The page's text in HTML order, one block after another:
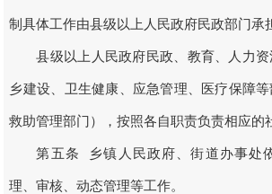
制具体工作由县级以上人民政府民政部门承
县级以上人民政府民政、教育、人力
乡建设、卫生健康、应急管理、医疗保障
救助管理部门），按照各自职责负责相应的
第五条 乡镇人民政府、街道办事处
理、审核、动态管理等工作。